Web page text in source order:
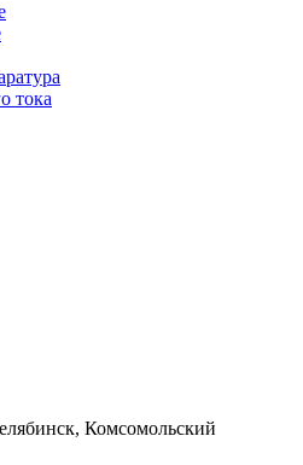
тока
Комсомольский